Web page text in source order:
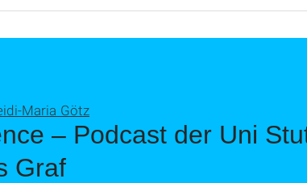
– Podcast der Uni
Graf
Maria Götz